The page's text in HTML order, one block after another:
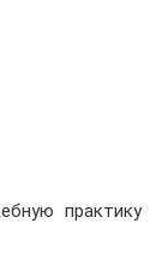
практику